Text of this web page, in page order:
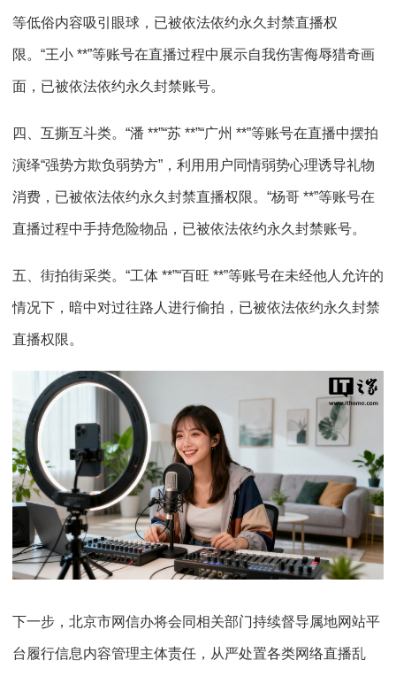
等低俗内容吸引眼球，已被依法依约永久封禁直播权
限。“王小 **”等账号在直播过程中展示自我伤害侮辱猎奇画
面，已被依法依约永久封禁账号。
四、互撕互斗类。“潘 **”“苏 **”“广州 **”等账号在直播中摆拍
演绎“强势方欺负弱势方”，利用用户同情弱势心理诱导礼物
消费，已被依法依约永久封禁直播权限。“杨哥 **”等账号在
直播过程中手持危险物品，已被依法依约永久封禁账号。
五、街拍街采类。“工体 **”“百旺 **”等账号在未经他人允许的
情况下，暗中对过往路人进行偷拍，已被依法依约永久封禁
直播权限。
下一步，北京市网信办将会同相关部门持续督导属地网站平
台履行信息内容管理主体责任，从严处置各类网络直播乱